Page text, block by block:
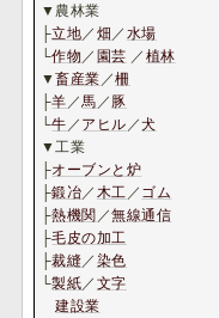
▼農林業
├立地 ／ 畑 ／ 水場
└作物 ／ 園芸 ／ 植林
▼畜産業 ／柵
├羊 ／ 馬 ／ 豚
└牛 ／ アヒル ／犬
▼工業
├オーブンと炉
├鍛冶 ／ 木工 ／ ゴム
├熱機関 ／無線通信
├毛皮の加工
├裁縫 ／ 染色
└製紙 ／ 文字
建設業